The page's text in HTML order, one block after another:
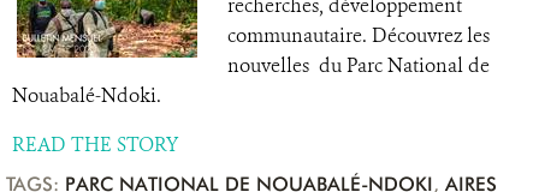
recherches, développement
communautaire. Découvrez les
nouvelles du Parc National de
Nouabalé-Ndoki.
READ THE STORY
TAGS: PARC NATIONAL DE NOUABALÉ-NDOKI, AIRES